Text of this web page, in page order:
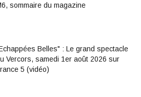
sommaire du magazine
Belles" : Le grand spectacle
Vercors, samedi 1er août 2026 sur
5 (vidéo)